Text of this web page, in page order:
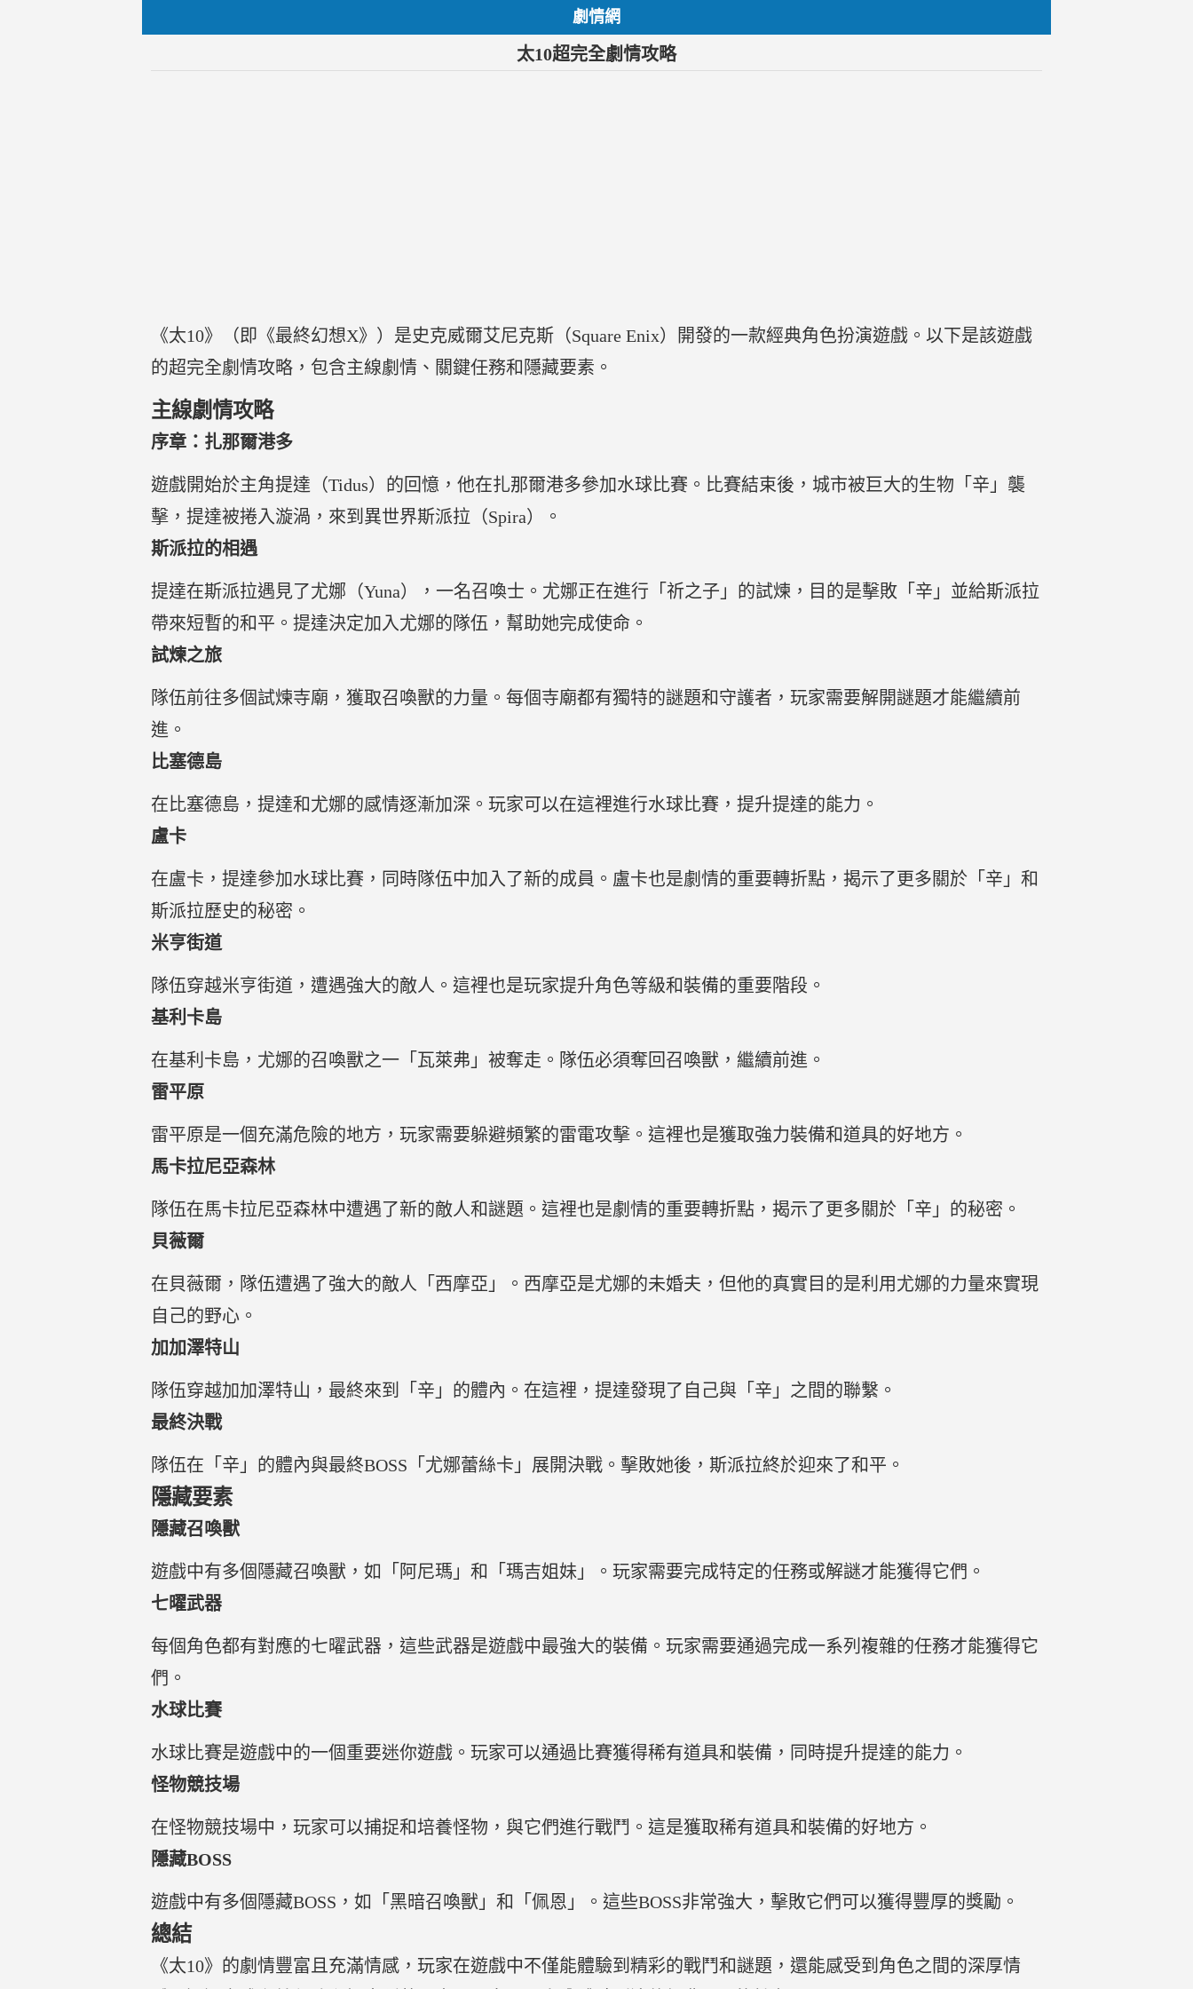
劇情網
太10超完全劇情攻略
《太10》（即《最終幻想X》）是史克威爾艾尼克斯（Square Enix）開發的一款經典角色扮演遊戲。以下是該遊戲
的超完全劇情攻略，包含主線劇情、關鍵任務和隱藏要素。
主線劇情攻略
序章：扎那爾港多
遊戲開始於主角提達（Tidus）的回憶，他在扎那爾港多參加水球比賽。比賽結束後，城市被巨大的生物「辛」襲
擊，提達被捲入漩渦，來到異世界斯派拉（Spira）。
斯派拉的相遇
提達在斯派拉遇見了尤娜（Yuna），一名召喚士。尤娜正在進行「祈之子」的試煉，目的是擊敗「辛」並給斯派拉
帶來短暫的和平。提達決定加入尤娜的隊伍，幫助她完成使命。
試煉之旅
隊伍前往多個試煉寺廟，獲取召喚獸的力量。每個寺廟都有獨特的謎題和守護者，玩家需要解開謎題才能繼續前
進。
比塞德島
在比塞德島，提達和尤娜的感情逐漸加深。玩家可以在這裡進行水球比賽，提升提達的能力。
盧卡
在盧卡，提達參加水球比賽，同時隊伍中加入了新的成員。盧卡也是劇情的重要轉折點，揭示了更多關於「辛」和
斯派拉歷史的秘密。
米亨街道
隊伍穿越米亨街道，遭遇強大的敵人。這裡也是玩家提升角色等級和裝備的重要階段。
基利卡島
在基利卡島，尤娜的召喚獸之一「瓦萊弗」被奪走。隊伍必須奪回召喚獸，繼續前進。
雷平原
雷平原是一個充滿危險的地方，玩家需要躲避頻繁的雷電攻擊。這裡也是獲取強力裝備和道具的好地方。
馬卡拉尼亞森林
隊伍在馬卡拉尼亞森林中遭遇了新的敵人和謎題。這裡也是劇情的重要轉折點，揭示了更多關於「辛」的秘密。
貝薇爾
在貝薇爾，隊伍遭遇了強大的敵人「西摩亞」。西摩亞是尤娜的未婚夫，但他的真實目的是利用尤娜的力量來實現
自己的野心。
加加澤特山
隊伍穿越加加澤特山，最終來到「辛」的體內。在這裡，提達發現了自己與「辛」之間的聯繫。
最終決戰
隊伍在「辛」的體內與最終BOSS「尤娜蕾絲卡」展開決戰。擊敗她後，斯派拉終於迎來了和平。
隱藏要素
隱藏召喚獸
遊戲中有多個隱藏召喚獸，如「阿尼瑪」和「瑪吉姐妹」。玩家需要完成特定的任務或解謎才能獲得它們。
七曜武器
每個角色都有對應的七曜武器，這些武器是遊戲中最強大的裝備。玩家需要通過完成一系列複雜的任務才能獲得它
們。
水球比賽
水球比賽是遊戲中的一個重要迷你遊戲。玩家可以通過比賽獲得稀有道具和裝備，同時提升提達的能力。
怪物競技場
在怪物競技場中，玩家可以捕捉和培養怪物，與它們進行戰鬥。這是獲取稀有道具和裝備的好地方。
隱藏BOSS
遊戲中有多個隱藏BOSS，如「黑暗召喚獸」和「佩恩」。這些BOSS非常強大，擊敗它們可以獲得豐厚的獎勵。
總結
《太10》的劇情豐富且充滿情感，玩家在遊戲中不僅能體驗到精彩的戰鬥和謎題，還能感受到角色之間的深厚情